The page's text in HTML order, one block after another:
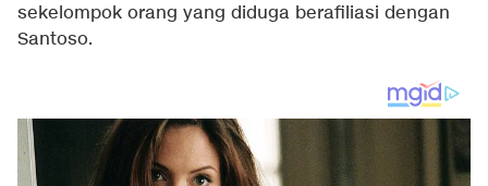
sekelompok orang yang diduga berafiliasi dengan
Santoso.